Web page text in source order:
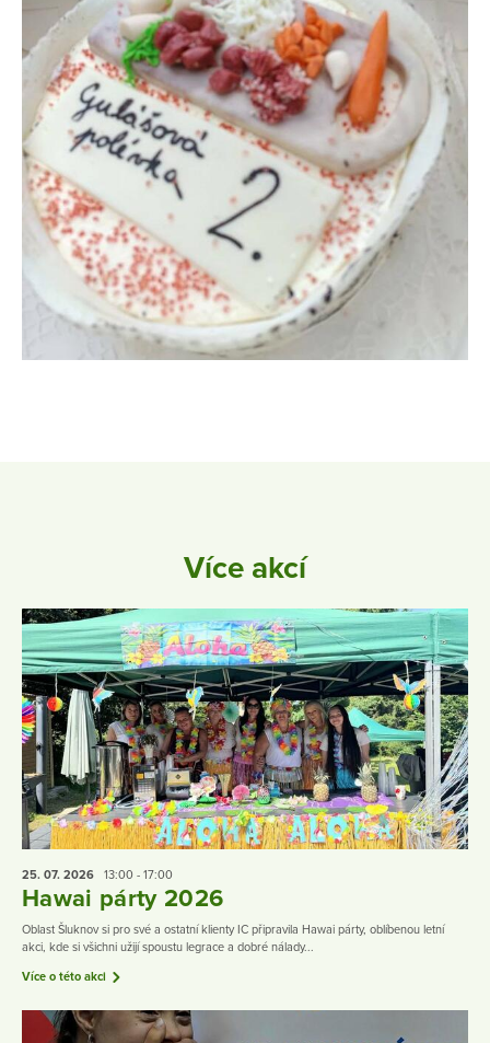
Více akcí
25. 07. 2026 13:00 - 17:00
Hawai párty 2026
Oblast Šluknov si pro své a ostatní klienty IC připravila Hawai párty, oblíbenou letní
akci, kde si všichni užijí spoustu legrace a dobré nálady...
Více o této akci